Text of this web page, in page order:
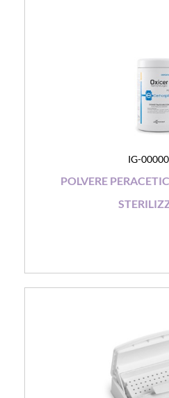
IG-
POLVERE